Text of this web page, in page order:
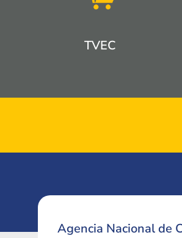
TVEC
Agencia Nacional de